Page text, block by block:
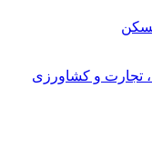
تجارت و کشاورزی